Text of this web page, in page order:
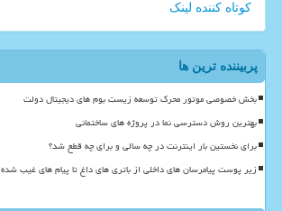
کوتاه کننده لینک
پربیننده ترین ها
بخش خصوصی موتور محرک توسعه زیست بوم های دیجیتال دولت
بهترین روش دسترسی نما در پروژه های ساختمانی
برای نخستین بار اینترنت در چه سالی و برای چه قطع شد؟
زیر پوست پیامرسان های داخلی از باتری های داغ تا پیام های غیب شده